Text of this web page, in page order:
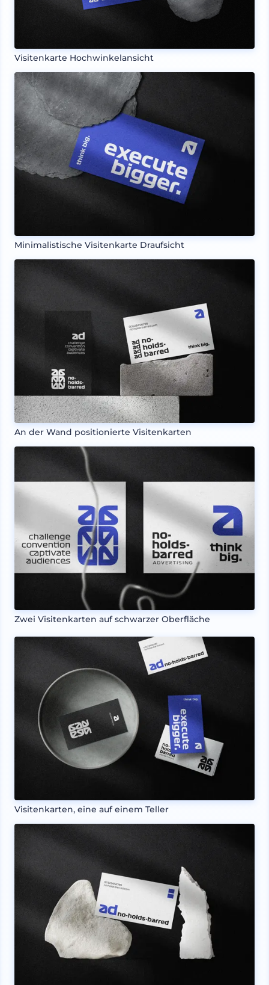
Visitenkarte Hochwinkelansicht
Minimalistische Visitenkarte Draufsicht
An der Wand positionierte Visitenkarten
Zwei Visitenkarten auf schwarzer Oberfläche
Visitenkarten, eine auf einem Teller